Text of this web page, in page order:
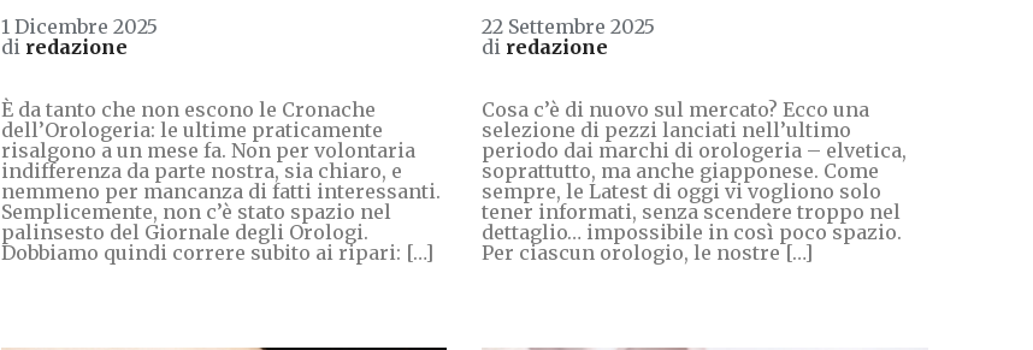
1 Dicembre 2025
di redazione
È da tanto che non escono le Cronache
dell’Orologeria: le ultime praticamente
risalgono a un mese fa. Non per volontaria
indifferenza da parte nostra, sia chiaro, e
nemmeno per mancanza di fatti interessanti.
Semplicemente, non c’è stato spazio nel
palinsesto del Giornale degli Orologi.
Dobbiamo quindi correre subito ai ripari: […]
22 Settembre 2025
di redazione
Cosa c’è di nuovo sul mercato? Ecco una
selezione di pezzi lanciati nell’ultimo
periodo dai marchi di orologeria – elvetica,
soprattutto, ma anche giapponese. Come
sempre, le Latest di oggi vi vogliono solo
tener informati, senza scendere troppo nel
dettaglio… impossibile in così poco spazio.
Per ciascun orologio, le nostre […]